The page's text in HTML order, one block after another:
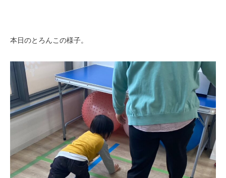
本日のとろんこの様子。